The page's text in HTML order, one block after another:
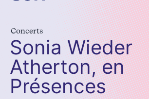
Concerts
Sonia Wieder
Atherton, en
Présences